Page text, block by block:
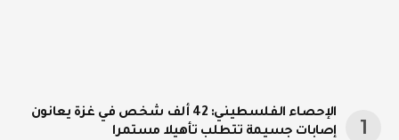
الإحصاء الفلسطيني: 42 ألف شخص في غزة يعانون
إصابات جسيمة تتطلب تأهيلا مستمرا